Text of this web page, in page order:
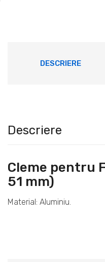
DESCRIERE
Descriere
Cleme pentru
51 mm)
Material: Aluminiu.